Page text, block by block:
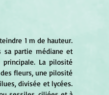
1 m de hauteur.
sa partie médiane et
La pilosité
fleurs, une pilosité
divisée et lycées.